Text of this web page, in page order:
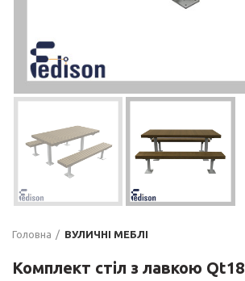
Головна ВУЛИЧНІ МЕБЛІ
Комплект стіл з лавкою Qt18